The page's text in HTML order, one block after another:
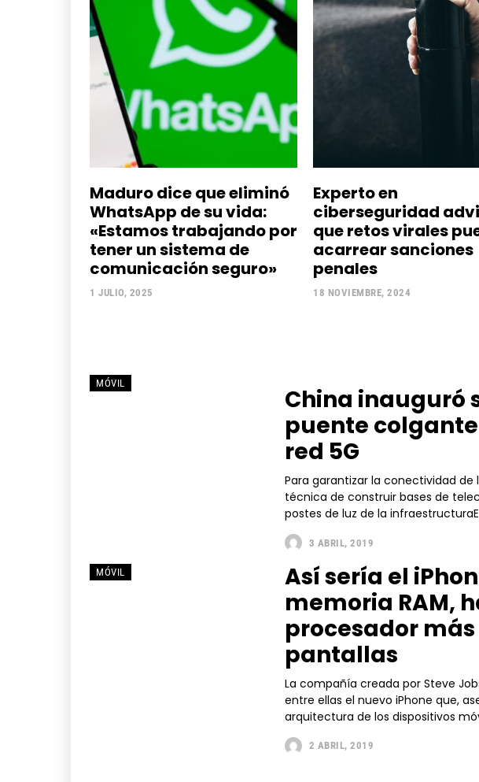
Maduro dice que eliminó
WhatsApp de su vida:
«Estamos trabajando por
tener un sistema de
comunicación seguro»
1 JULIO, 2025
Experto en
ciberseguridad
que retos virales
acarrear sanciones
penales
18 NOVIEMBRE, 2024
MÓVIL
China inauguró
puente
red 5G
Para garantizar la conectividad de
técnica de construir bases de
postes de luz de la
3 ABRIL, 2019
MÓVIL
Así sería el
memoria RAM,
procesador
pantallas
La compañía creada por Steve
entre ellas el nuevo iPhone que,
arquitectura de los dispositivos
2 ABRIL, 2019